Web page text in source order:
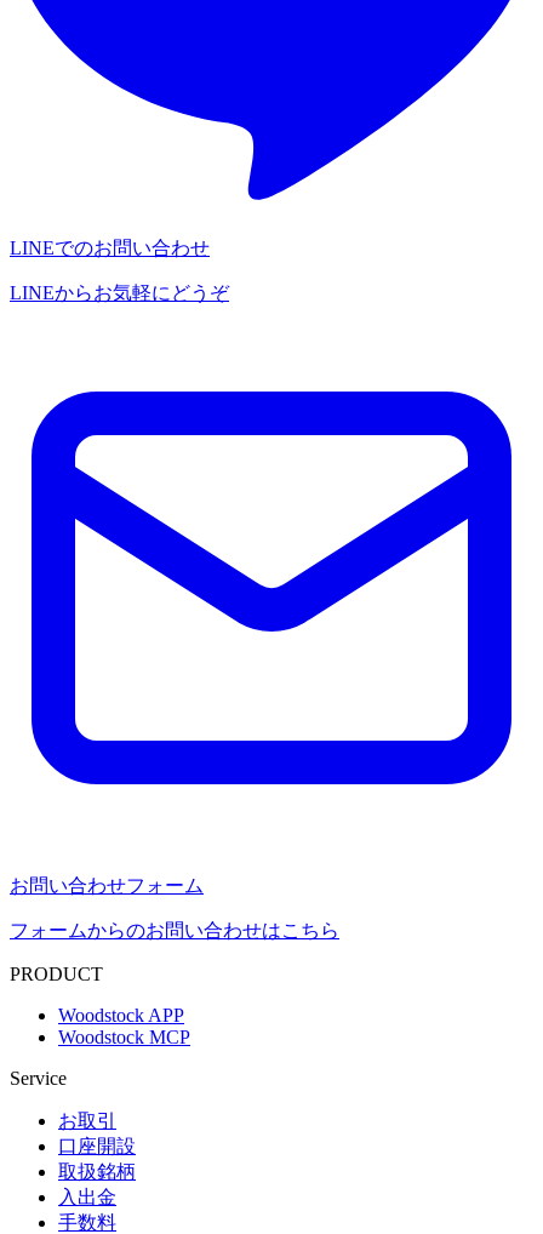
LINEでのお問い合わせ
LINEからお気軽にどうぞ
お問い合わせフォーム
フォームからのお問い合わせはこちら
PRODUCT
Woodstock APP
Woodstock MCP
Service
お取引
口座開設
取扱銘柄
入出金
手数料